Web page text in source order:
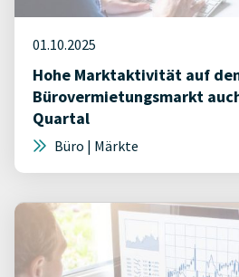
01.10.2025
Hohe Marktaktivität auf
Bürovermietungsmarkt
Quartal
Büro | Märkte